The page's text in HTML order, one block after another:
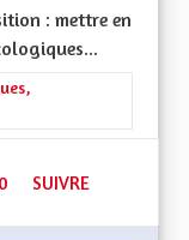
: mettre en
transitions
50 ABONNÉS
SUIVRE